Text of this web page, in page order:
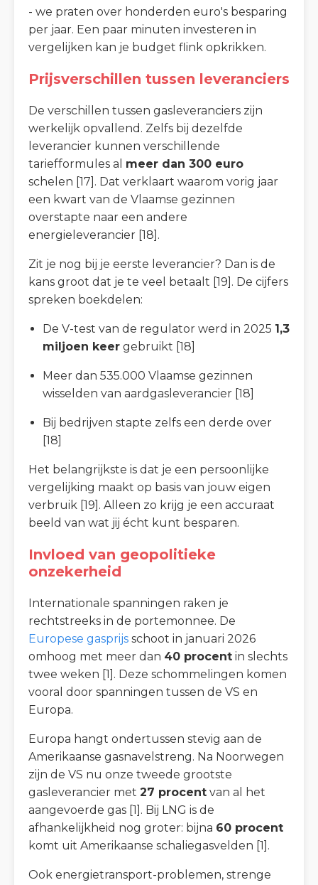
- we praten over honderden euro's besparing
per jaar. Een paar minuten investeren in
vergelijken kan je budget flink opkrikken.
Prijsverschillen tussen leveranciers
De verschillen tussen gasleveranciers zijn
werkelijk opvallend. Zelfs bij dezelfde
leverancier kunnen verschillende
tariefformules al meer dan 300 euro
schelen [17]. Dat verklaart waarom vorig jaar
een kwart van de Vlaamse gezinnen
overstapte naar een andere
energieleverancier [18].
Zit je nog bij je eerste leverancier? Dan is de
kans groot dat je te veel betaalt [19]. De cijfers
spreken boekdelen:
De V-test van de regulator werd in 2025 1,3
miljoen keer gebruikt [18]
Meer dan 535.000 Vlaamse gezinnen
wisselden van aardgasleverancier [18]
Bij bedrijven stapte zelfs een derde over
[18]
Het belangrijkste is dat je een persoonlijke
vergelijking maakt op basis van jouw eigen
verbruik [19]. Alleen zo krijg je een accuraat
beeld van wat jij écht kunt besparen.
Invloed van geopolitieke
onzekerheid
Internationale spanningen raken je
rechtstreeks in de portemonnee. De
Europese gasprijs schoot in januari 2026
omhoog met meer dan 40 procent in slechts
twee weken [1]. Deze schommelingen komen
vooral door spanningen tussen de VS en
Europa.
Europa hangt ondertussen stevig aan de
Amerikaanse gasnavelstreng. Na Noorwegen
zijn de VS nu onze tweede grootste
gasleverancier met 27 procent van al het
aangevoerde gas [1]. Bij LNG is de
afhankelijkheid nog groter: bijna 60 procent
komt uit Amerikaanse schaliegasvelden [1].
Ook energietransport-problemen, strenge